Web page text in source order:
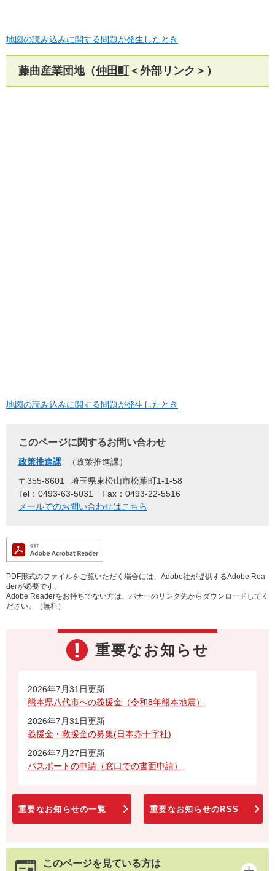
地図の読み込みに関する問題が発生したとき
藤曲産業団地（仲田町 ＜外部リンク＞ ）
地図の読み込みに関する問題が発生したとき
このページに関するお問い合わせ
政策推進課
政策推進課
〒355-8601
埼玉県東松山市松葉町1-1-58
Tel：0493-63-5031
Fax：0493-22-5516
メールでのお問い合わせはこちら
PDF形式のファイルをご覧いただく場合には、Adobe社が提供するAdobe Rea
derが必要です。
Adobe Readerをお持ちでない方は、バナーのリンク先からダウンロードしてく
ださい。（無料）
重要なお知らせ
2026年7月31日更新
熊本県八代市への義援金（令和8年熊本地震）
2026年7月31日更新
義援金・救援金の募集(日本赤十字社)
2026年7月27日更新
パスポートの申請（窓口での書面申請）
重要なお知らせの一覧 重要なお知らせのRSS
このページを見ている方は